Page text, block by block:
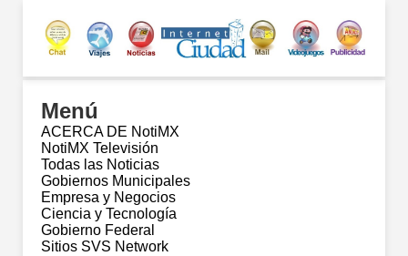
Menú
ACERCA DE NotiMX
NotiMX Televisión
Todas las Noticias
Gobiernos Municipales
Empresa y Negocios
Ciencia y Tecnología
Gobierno Federal
Sitios SVS Network